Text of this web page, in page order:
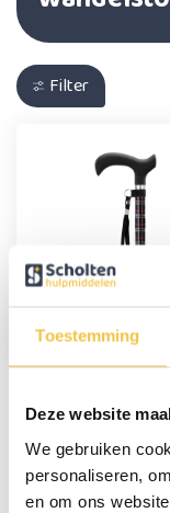
Toestemming
Deze website
We gebruiken
personaliseren,
en om ons
Filter
Wandelstok -
17,95